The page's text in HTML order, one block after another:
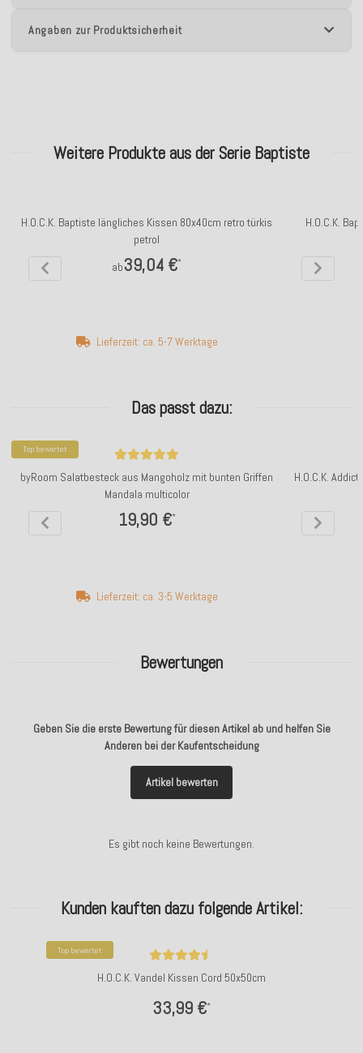
Angaben zur Produktsicherheit
Bewertungen
Geben Sie die erste Bewertung für diesen Artikel ab und helfen Sie
Anderen bei der Kaufentscheidung
Artikel bewerten
Es gibt noch keine Bewertungen.
Weitere Produkte aus der Serie Baptiste
H.O.C.K. Baptiste längliches Kissen 80x40cm retro türkis
petrol
ab39,04 €*
Lieferzeit: ca. 5-7 Werktage
H.O.C.K.
Das passt dazu:
Top bewertet
byRoom Salatbesteck aus Mangoholz mit bunten Griffen
Mandala multicolor
19,90 €*
Lieferzeit: ca. 3-5 Werktage
H.O.C.K.
Kunden kauften dazu folgende Artikel:
Top bewertet
H.O.C.K. Vandel Kissen Cord 50x50cm
33,99 €*